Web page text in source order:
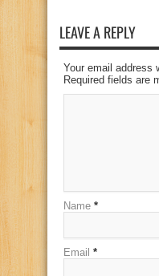
LEAVE A REPLY
Your email address
Required fields are
Name *
Email *